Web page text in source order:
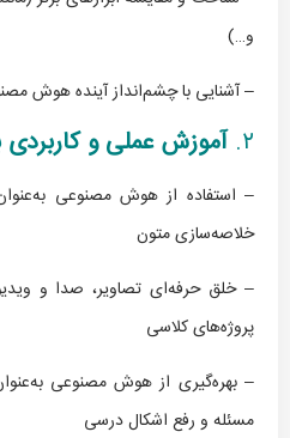
و…)
– آشنایی با چشم‌انداز آینده هوش
۲. آموزش عملی و کاربردی
– استفاده از هوش مصنوعی
خلاصه‌سازی متون
– خلق حرفه‌ای تصاویر، صدا و
پروژه‌های کلاسی
– بهره‌گیری از هوش مصنوعی
مسئله و رفع اشکال درسی